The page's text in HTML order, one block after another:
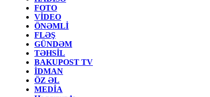
FOTO
VİDEO
ÖNƏMLİ
FLƏŞ
GÜNDƏM
TƏHSİL
BAKUPOST TV
İDMAN
ÖZ ƏL
MEDİA